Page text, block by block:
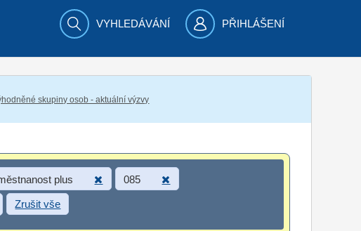
VYHLEDÁVÁNÍ PŘIHLÁŠENÍ
skupiny osob - aktuální výzvy
plus 085
Zrušit vše